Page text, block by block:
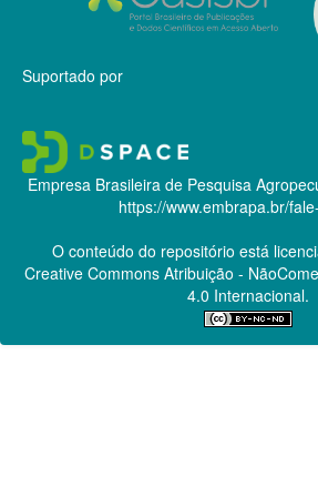
Suportado por
Empresa Brasileira de Pesquisa
https://www.embrapa.br/
O conteúdo do repositório está
Creative CommonsAtribuição -
4.0 Internacional.